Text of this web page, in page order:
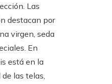
Las
destacan por
virgen, seda
En
está en la
las telas,